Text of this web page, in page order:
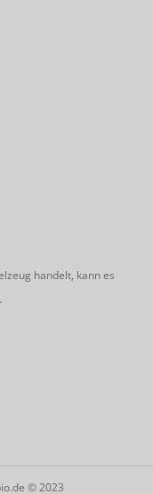
handelt, kann es
© 2023